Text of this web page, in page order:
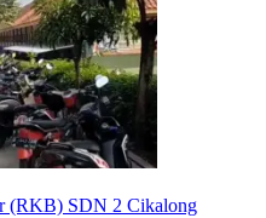
(RKB) SDN 2 Cikalong